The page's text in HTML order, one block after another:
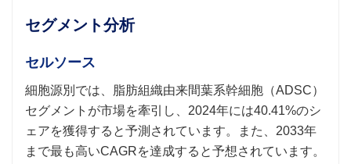
セグメント分析
セルソース
細胞源別では、脂肪組織由来間葉系幹細胞（ADSC）
セグメントが市場を牽引し、2024年には40.41%のシ
ェアを獲得すると予測されています。また、2033年
まで最も高いCAGRを達成すると予想されています。